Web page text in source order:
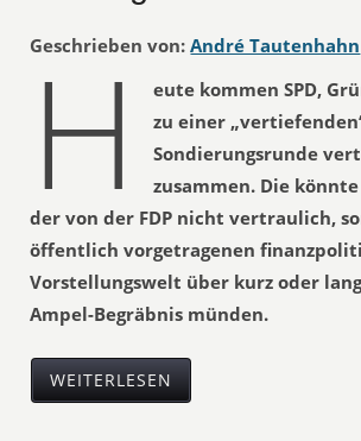
Geschrieben von: André Tautenhahn
H
eute kommen SPD,
zu einer
Sondierungsrunde
zusammen. Die
der von der FDP nicht vertraulich,
öffentlich vorgetragenen
Vorstellungswelt über kurz oder
Ampel-Begräbnis münden.
WEITERLESEN